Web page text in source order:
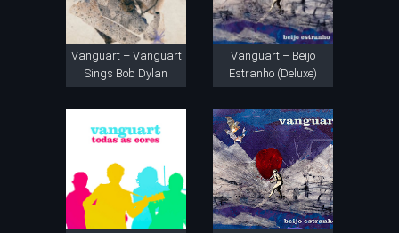
Vanguart – Vanguart
Sings Bob Dylan
Vanguart – Beijo
Estranho (Deluxe)